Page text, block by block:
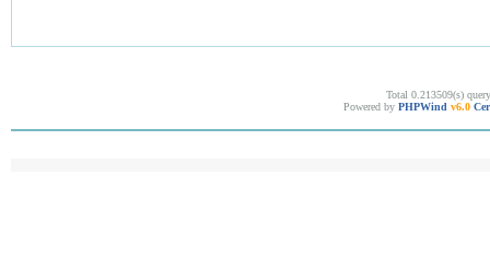
Total 0.213509(s)
Powered by PHPWind v6.0